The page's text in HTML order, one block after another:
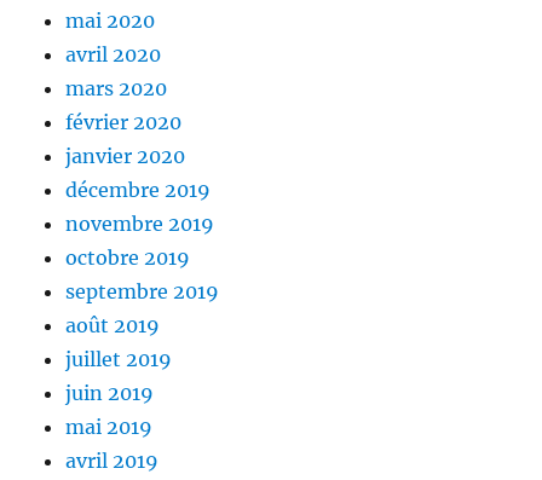
mai 2020
avril 2020
mars 2020
février 2020
janvier 2020
décembre 2019
novembre 2019
octobre 2019
septembre 2019
août 2019
juillet 2019
juin 2019
mai 2019
avril 2019